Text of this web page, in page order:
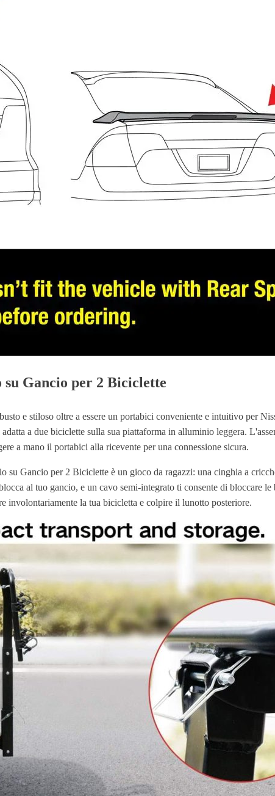
Gancio per 2 Biciclette
e stiloso oltre a essere un portabici conveniente e intuitivo per
a due biciclette sulla sua piattaforma in alluminio leggera.
a mano il portabici alla ricevente per una connessione sicura.
Gancio per 2 Biciclette è un gioco da ragazzi: una cinghia a
al tuo gancio, e un cavo semi-integrato ti consente di bloccare
involontariamente la tua bicicletta e colpire il lunotto posteriore.